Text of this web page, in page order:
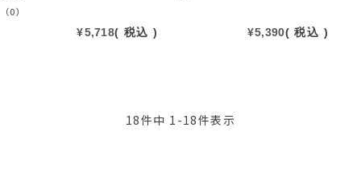
（0）
¥5,718 税込 ¥5,390 税込
18件中 1 -18件表示